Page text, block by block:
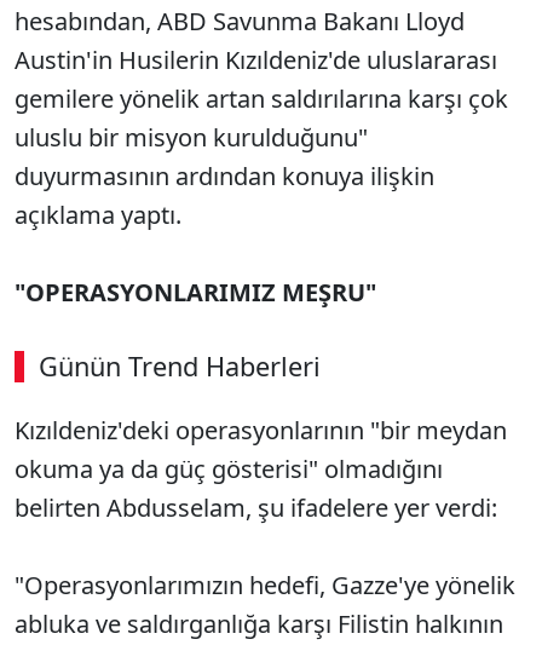
hesabından, ABD Savunma Bakanı Lloyd
Austin'in Husilerin Kızıldeniz'de uluslararası
gemilere yönelik artan saldırılarına karşı çok
uluslu bir misyon kurulduğunu"
duyurmasının ardından konuya ilişkin
açıklama yaptı.
"OPERASYONLARIMIZ MEŞRU"
Günün Trend Haberleri
Kızıldeniz'deki operasyonlarının "bir meydan
okuma ya da güç gösterisi" olmadığını
belirten Abdusselam, şu ifadelere yer verdi:
"Operasyonlarımızın hedefi, Gazze'ye yönelik
abluka ve saldırganlığa karşı Filistin halkının